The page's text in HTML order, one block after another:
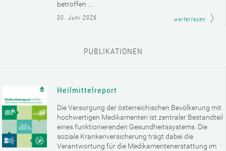
betroffen ...
30. Juni 2026 weiterlesen
PUBLIKATIONEN
Heilmittelreport
Die Versorgung der österreichischen Bevölkerung mit
hochwertigen Medikamenten ist zentraler Bestandteil
eines funktionierenden Gesundheitssystems. Die
soziale Krankenversicherung trägt dabei die
Verantwortung für die Medikamentenerstattung im